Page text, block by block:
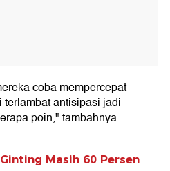
coba mempercepat
antisipasi jadi
poin," tambahnya.
Masih 60 Persen